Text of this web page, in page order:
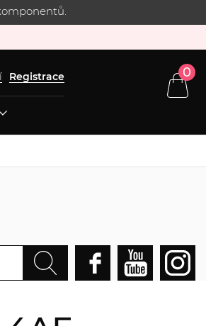
Registrace 0